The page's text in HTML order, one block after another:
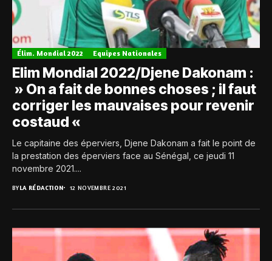
Élim. Mondial 2022 Equipes Nationales
Elim Mondial 2022/Djene Dakonam :
» On a fait de bonnes choses ; il faut
corriger les mauvaises pour revenir
costaud «
Le capitaine des éperviers, Djene Dakonam a fait le point de
la prestation des éperviers face au Sénégal, ce jeudi 11
novembre 2021....
BYLA RÉDACTION 12 NOVEMBRE 2021